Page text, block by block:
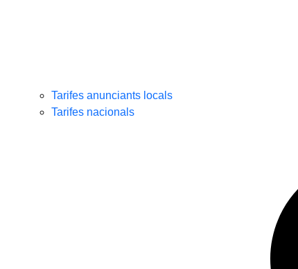
Tarifes anunciants locals
Tarifes nacionals